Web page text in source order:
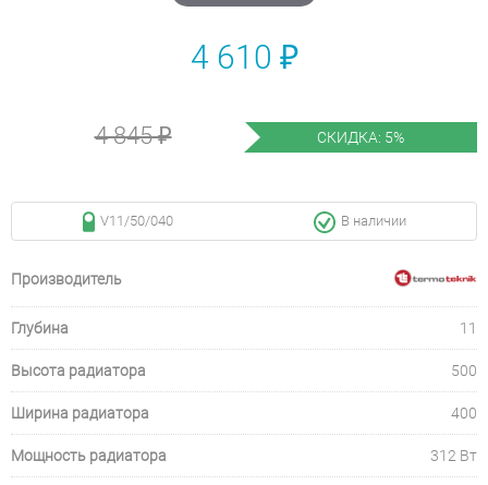
4 610 ₽
4 845 ₽ СКИДКА: 5%
V11/50/040 В наличии
Производитель
Глубина 11
Высота радиатора 500
Ширина радиатора 400
Мощность радиатора 312 Вт